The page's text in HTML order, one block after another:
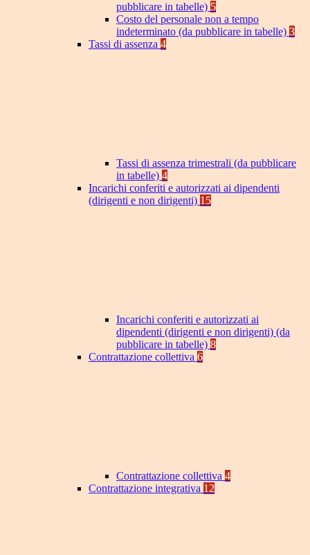
pubblicare in tabelle) 5
Costo del personale non a tempo
indeterminato (da pubblicare in tabelle) 3
Tassi di assenza 4
Tassi di assenza trimestrali (da pubblicare
in tabelle) 4
Incarichi conferiti e autorizzati ai dipendenti
(dirigenti e non dirigenti) 15
Incarichi conferiti e autorizzati ai
dipendenti (dirigenti e non dirigenti) (da
pubblicare in tabelle) 8
Contrattazione collettiva 6
Contrattazione collettiva 4
Contrattazione integrativa 12